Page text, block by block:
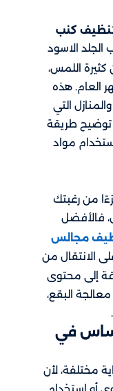
كنب​
الجلد الاسود
كثيرة اللمس،
العام. هذه
التي
توضيح طريقة
مواد
من رغبتك
فالأفضل
مجالس
الانتقال من
إلى محتوى
معالجة البقع،
في
مختلفة، لأن